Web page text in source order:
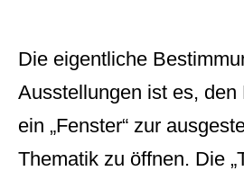
Die eigentliche
Ausstellungen ist es, den
ein „Fenster“ zur
Thematik zu öffnen. Die